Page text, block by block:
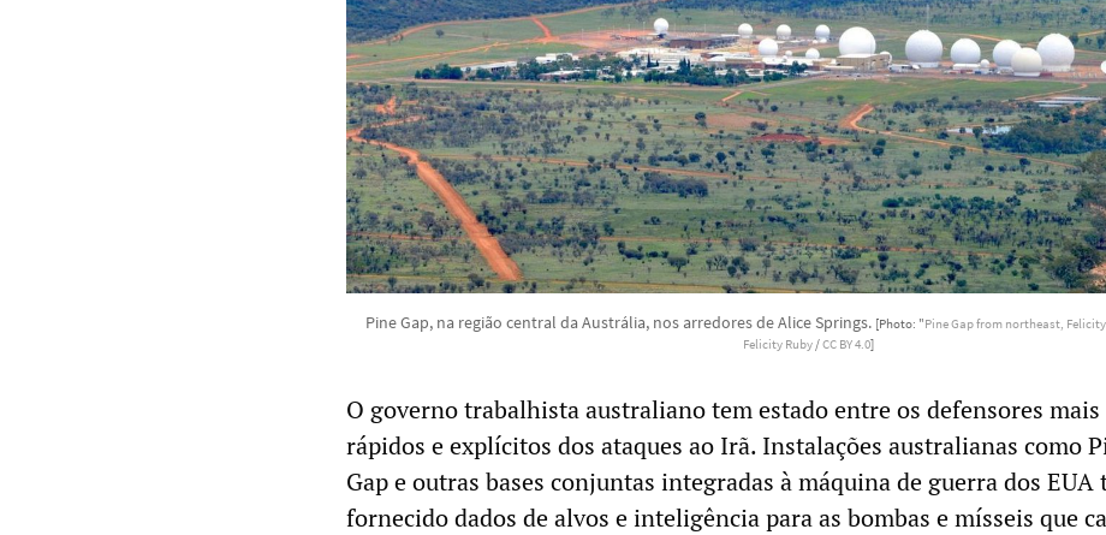
Pine Gap, na região central da Austrália, nos arredores de Alice Springs. [Photo: "Pine Gap from northeast,
Felicity Ruby/CC BY 4.0]
O governo trabalhista australiano tem estado entre os defensores mais
rápidos e explícitos dos ataques ao Irã. Instalações australianas como
Gap e outras bases conjuntas integradas à máquina de guerra dos EUA
fornecido dados de alvos e inteligência para as bombas e mísseis que